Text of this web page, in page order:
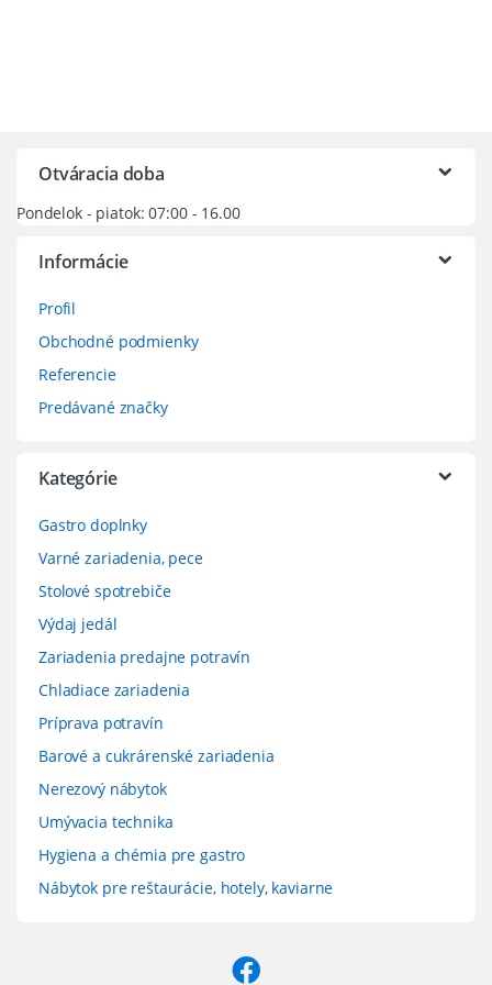
Otváracia doba
Pondelok - piatok: 07:00 - 16.00
Informácie
Profil
Obchodné podmienky
Referencie
Predávané značky
Kategórie
Gastro doplnky
Varné zariadenia, pece
Stolové spotrebiče
Výdaj jedál
Zariadenia predajne potravín
Chladiace zariadenia
Príprava potravín
Barové a cukrárenské zariadenia
Nerezový nábytok
Umývacia technika
Hygiena a chémia pre gastro
Nábytok pre reštaurácie, hotely, kaviarne